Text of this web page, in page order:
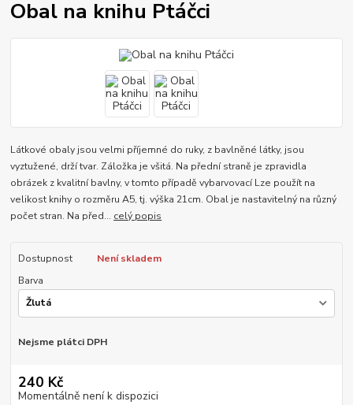
Obal na knihu Ptáčci
Látkové obaly jsou velmi příjemné do ruky, z bavlněné látky, jsou
vyztužené, drží tvar. Záložka je všitá. Na přední straně je zpravidla
obrázek z kvalitní bavlny, v tomto případě vybarvovací Lze použít na
velikost knihy o rozměru A5, tj. výška 21cm. Obal je nastavitelný na různý
počet stran. Na před... celý popis
Dostupnost
Není skladem
Barva
Nejsme plátci DPH
240 Kč
Momentálně není k dispozici